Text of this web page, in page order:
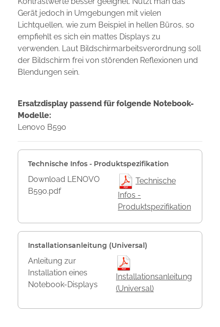
Gerät jedoch in Umgebungen mit vielen
Lichtquellen, wie zum Beispiel in hellen Büros, so
empfiehlt es sich ein mattes Displays zu
verwenden. Laut Bildschirmarbeitsverordnung soll
der Bildschirm frei von störenden Reflexionen und
Blendungen sein.
Ersatzdisplay passend für folgende Notebook-
Modelle:
Lenovo B590
Technische Infos - Produktspezifikation
Download LENOVO
B590.pdf
Technische
Infos -
Produktspezifikation
Installationsanleitung (Universal)
Anleitung zur
Installation eines
Notebook-Displays
Installationsanleitung
(Universal)